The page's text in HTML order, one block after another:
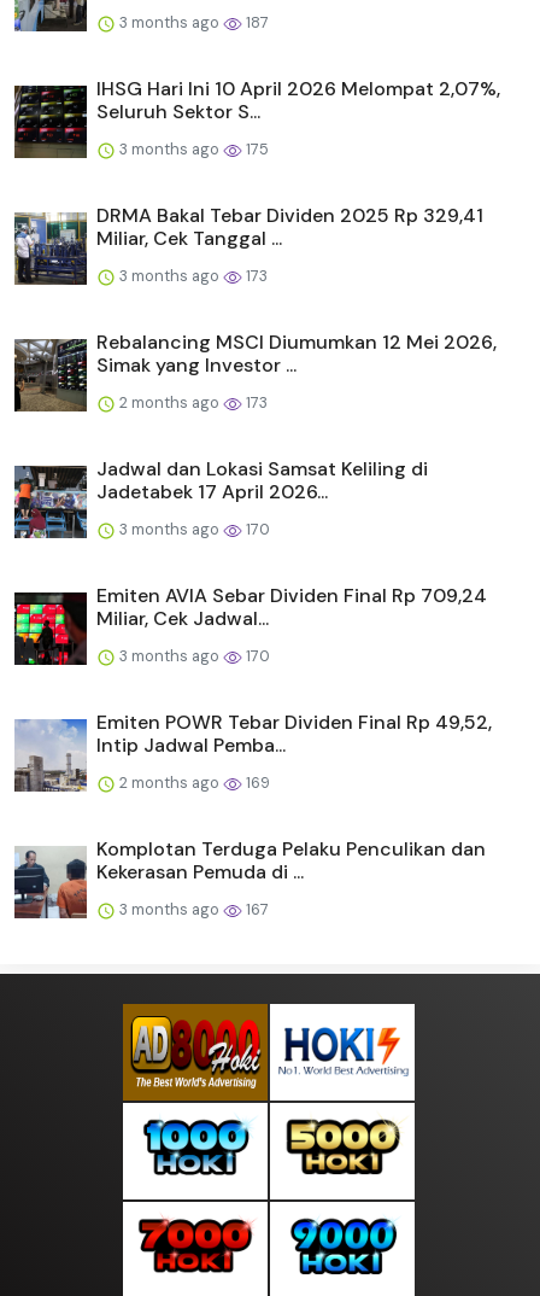
3 months ago 187
IHSG Hari Ini 10 April 2026 Melompat 2,07%,
Seluruh Sektor S...
3 months ago 175
DRMA Bakal Tebar Dividen 2025 Rp 329,41
Miliar, Cek Tanggal ...
3 months ago 173
Rebalancing MSCI Diumumkan 12 Mei 2026,
Simak yang Investor ...
2 months ago 173
Jadwal dan Lokasi Samsat Keliling di
Jadetabek 17 April 2026...
3 months ago 170
Emiten AVIA Sebar Dividen Final Rp 709,24
Miliar, Cek Jadwal...
3 months ago 170
Emiten POWR Tebar Dividen Final Rp 49,52,
Intip Jadwal Pemba...
2 months ago 169
Komplotan Terduga Pelaku Penculikan dan
Kekerasan Pemuda di ...
3 months ago 167